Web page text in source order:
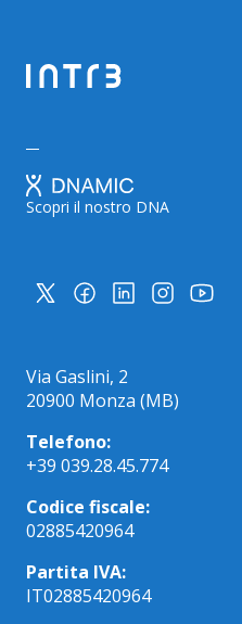
Scopri il nostro DNA
Via Gaslini, 2
20900 Monza (MB)
Telefono:
+39 039.28.45.774
Codice fiscale:
02885420964
Partita IVA:
IT02885420964